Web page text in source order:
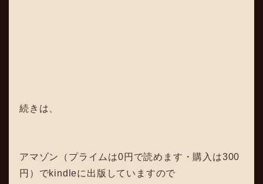
続きは、
アマゾン（プライムは0円で読めます・購入は300
円）でkindleに出版していますので